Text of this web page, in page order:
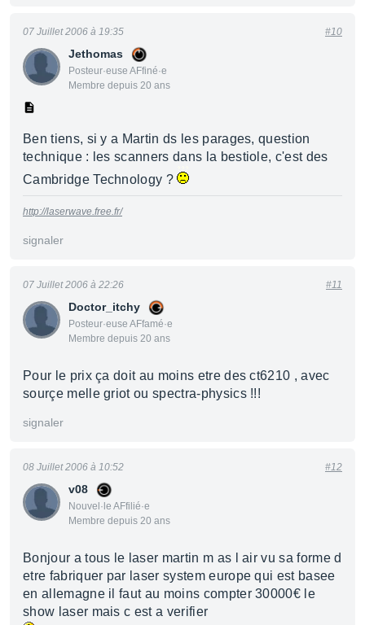
Jethomas
Posteur·euse AFfiné·e
Membre depuis 20 ans
07 Juillet 2006 à 19:35 #10
Ben tiens, si y a Martin ds les parages, question
technique : les scanners dans la bestiole, c'est des
Cambridge Technology ?
http://laserwave.free.fr/
signaler
Doctor_itchy
Posteur·euse AFfamé·e
Membre depuis 20 ans
07 Juillet 2006 à 22:26 #11
Pour le prix ça doit au moins etre des ct6210 , avec
sourçe melle griot ou spectra-physics !!!
signaler
v08
Nouvel·le AFfilié·e
Membre depuis 20 ans
08 Juillet 2006 à 10:52 #12
Bonjour a tous le laser martin m as l air vu sa forme d
etre fabriquer par laser system europe qui est basee
en allemagne il faut au moins compter 30000€ le
show laser mais c est a verifier